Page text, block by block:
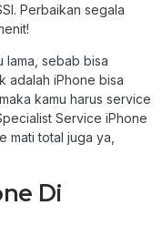
Perbaikan segala
lama, sebab bisa
adalah iPhone bisa
kamu harus service
Service iPhone
mati total juga ya,
Di